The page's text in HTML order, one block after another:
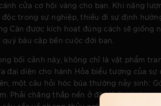
cửa cơ hội vàng cho bạn. Khi năng
trong sự nghiệp, thiếu đi sự định
Càn được kích hoạt đúng cách sẽ
báu cập bến cuộc đời bạn.
bối cảnh này, không chỉ là vật phẩm
đại diện cho hành Hỏa biểu tượng của
một câu hỏi hóc búa thường nảy sinh:
Phải chăng thắp nến ở đây là "rước